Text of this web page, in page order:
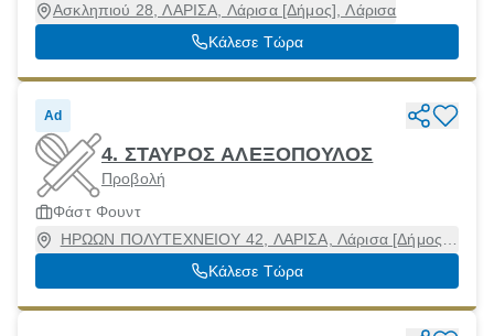
Ασκληπιού 28, ΛΑΡΙΣΑ, Λάρισα [Δήμος], Λάρισα
Κάλεσε Τώρα
Ad
4. ΣΤΑΥΡΟΣ ΑΛΕΞΟΠΟΥΛΟΣ
Προβολή
Φάστ Φουντ
ΗΡΩΩΝ ΠΟΛΥΤΕΧΝΕΙΟΥ 42, ΛΑΡΙΣΑ, Λάρισα [Δήμος],
Λάρισα, 41223
Κάλεσε Τώρα